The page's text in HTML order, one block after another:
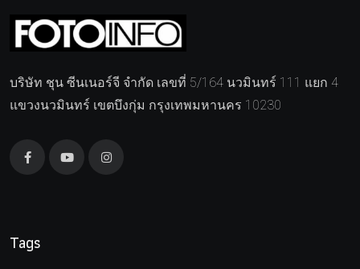
บริษัท ชุน ซีนเนอร์จี จำกัด เลขที่ 5/164 นวมินทร์ 111 แยก 4
แขวงนวมินทร์ เขตบึงกุ่ม กรุงเทพมหานคร 10230
Tags